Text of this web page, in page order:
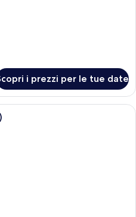
i prezzi per le tue date
Una camera d'albergo con un letto